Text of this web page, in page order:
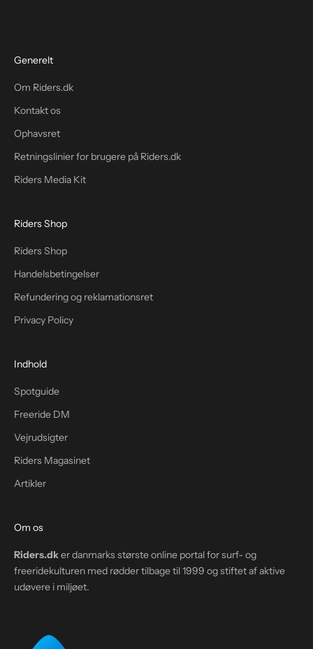
Generelt
Om Riders.dk
Kontakt os
Ophavsret
Retningslinier for brugere på Riders.dk
Riders Media Kit
Riders Shop
Riders Shop
Handelsbetingelser
Refundering og reklamationsret
Privacy Policy
Indhold
Spotguide
Freeride DM
Vejrudsigter
Riders Magasinet
Artikler
Om os
Riders.dker danmarks største online portal for surf- og
freeridekulturen med rødder tilbage til 1999 og stiftet af aktive
udøvere i miljøet.